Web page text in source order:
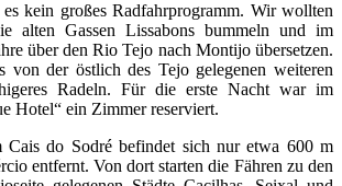
kein großes Radfahrprogramm. Wir wollten
alten Gassen Lissabons bummeln und im
über den Rio Tejo nach Montijo übersetzen.
von der östlich des Tejo gelegenen weiteren
Radeln. Für die erste Nacht war im
Hotel“ ein Zimmer reserviert.
Cais do Sodré befindet sich nur etwa 600 m
entfernt. Von dort starten die Fähren zu den